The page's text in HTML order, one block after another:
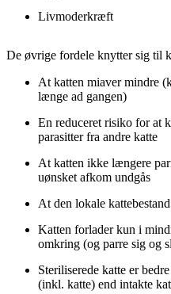
Livmoderkræft
De øvrige fordele knytter sig til
At katten miaver mindre
længe ad gangen)
En reduceret risiko for at
parasitter fra andre katte
At katten ikke længere
uønsket afkom undgås
At den lokale
Katten forlader kun i
omkring (og parre sig og
Steriliserede katte er
(inkl. katte) end intakte